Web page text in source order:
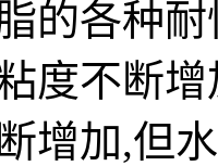
的各种
度不断
增加,但